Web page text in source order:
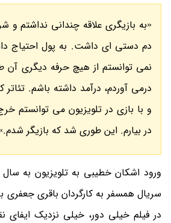
«به بازیگری علاقه چندانی نداشتم و
دم دستی ای داشت. به پول احتیاج
نمی توانستم از هیچ حرفه دیگری آن
درمی آوردم، درآمد داشته باشم.
و با بازی در تلویزیون می توانستم
در بیارم. این طوری شد که بازیگر
در فیلم خیلی دور، خیلی نزدیک